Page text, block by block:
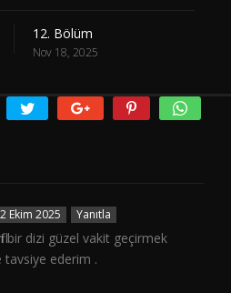
12. Bölüm
Nov 18, 2025
Ekim 2025 Yanıtla
bir dizi güzel vakit geçirmek
tavsiye ederim .